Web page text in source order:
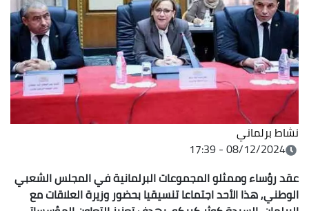
نشاط برلماني
08/12/2024 - 17:39
عقد رؤساء وممثلو المجموعات البرلمانية في المجلس الشعبي
الوطني, هذا الأحد اجتماعا تنسيقيا بحضور وزيرة العلاقات مع